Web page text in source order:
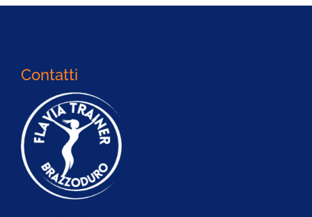
Contatti